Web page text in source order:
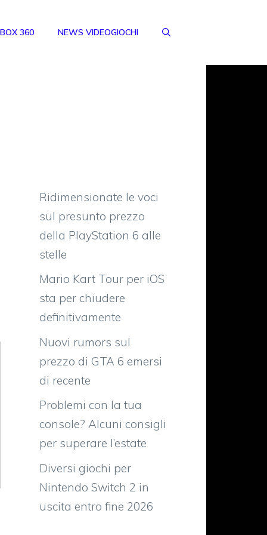
360 NEWS VIDEOGIOCHI
Ridimensionate le voci
sul presunto prezzo
della PlayStation 6 alle
stelle
Mario Kart Tour per iOS
sta per chiudere
definitivamente
Nuovi rumors sul
prezzo di GTA 6 emersi
di recente
Problemi con la tua
console? Alcuni consigli
per superare l’estate
Diversi giochi per
Nintendo Switch 2 in
uscita entro fine 2026